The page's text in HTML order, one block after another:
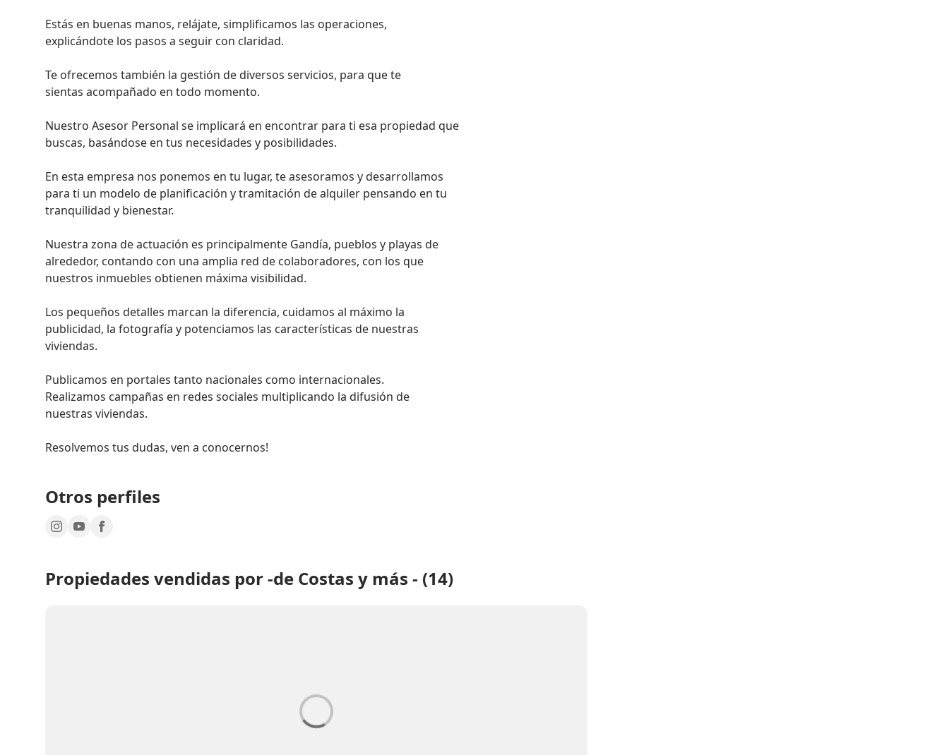
Estás en buenas manos, relájate, simplificamos las operaciones,
explicándote los pasos a seguir con claridad.
Te ofrecemos también la gestión de diversos servicios, para que te
sientas acompañado en todo momento.
Nuestro Asesor Personal se implicará en encontrar para ti esa propiedad que
buscas, basándose en tus necesidades y posibilidades.
En esta empresa nos ponemos en tu lugar, te asesoramos y desarrollamos
para ti un modelo de planificación y tramitación de alquiler pensando en tu
tranquilidad y bienestar.
Nuestra zona de actuación es principalmente Gandía, pueblos y playas de
alrededor, contando con una amplia red de colaboradores, con los que
nuestros inmuebles obtienen máxima visibilidad.
Los pequeños detalles marcan la diferencia, cuidamos al máximo la
publicidad, la fotografía y potenciamos las características de nuestras
viviendas.
Publicamos en portales tanto nacionales como internacionales.
Realizamos campañas en redes sociales multiplicando la difusión de
nuestras viviendas.
Resolvemos tus dudas, ven a conocernos!
Otros perfiles
Propiedades vendidas por -de Costas y más - (14)